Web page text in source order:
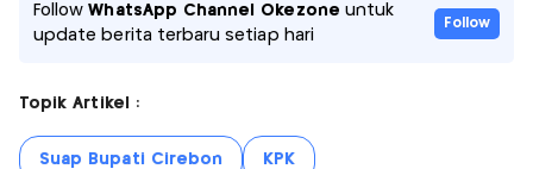
FollowWhatsApp Channel Okezone untuk
update berita terbaru setiap hari
Follow
Topik Artikel :
Suap Bupati Cirebon KPK